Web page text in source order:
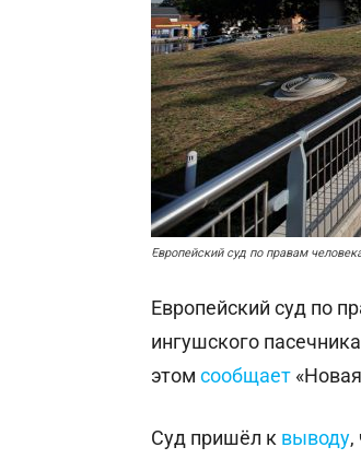
Европейский суд по правам
Европейский суд по
ингушского
этом сообщает
Суд пришёл к выводу,